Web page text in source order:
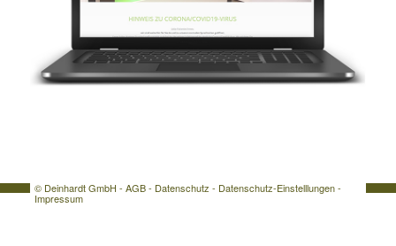
© Deinhardt GmbH - AGB- Datenschutz - Datenschutz-Einstelllungen-
Impressum